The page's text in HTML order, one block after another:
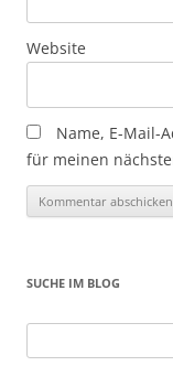
Website
Name, E-Mail-
für meinen
SUCHE IM BLOG
nach: